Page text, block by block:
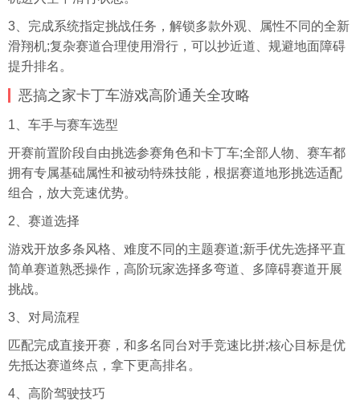
3、完成系统指定挑战任务，解锁多款外观、属性不同的全新
滑翔机;复杂赛道合理使用滑行，可以抄近道、规避地面障碍
提升排名。
恶搞之家卡丁车游戏高阶通关全攻略
1、车手与赛车选型
开赛前置阶段自由挑选参赛角色和卡丁车;全部人物、赛车都
拥有专属基础属性和被动特殊技能，根据赛道地形挑选适配
组合，放大竞速优势。
2、赛道选择
游戏开放多条风格、难度不同的主题赛道;新手优先选择平直
简单赛道熟悉操作，高阶玩家选择多弯道、多障碍赛道开展
挑战。
3、对局流程
匹配完成直接开赛，和多名同台对手竞速比拼;核心目标是优
先抵达赛道终点，拿下更高排名。
4、高阶驾驶技巧